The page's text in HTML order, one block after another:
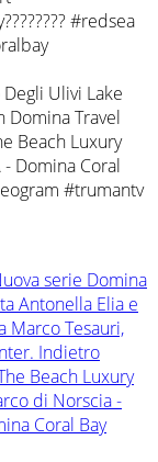
???????? #redsea
Ulivi Lake
Domina Travel
Beach Luxury
- Domina Coral
#trumantv
serie Domina
Antonella Elia e
Marco Tesauri,
Indietro
Beach Luxury
di Norscia -
Coral Bay